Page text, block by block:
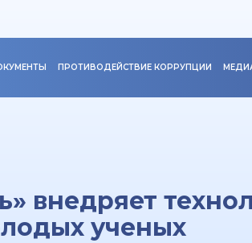
ПРОТИВОДЕЙСТВИЕ КОРРУПЦИИ
внедряет
ученых